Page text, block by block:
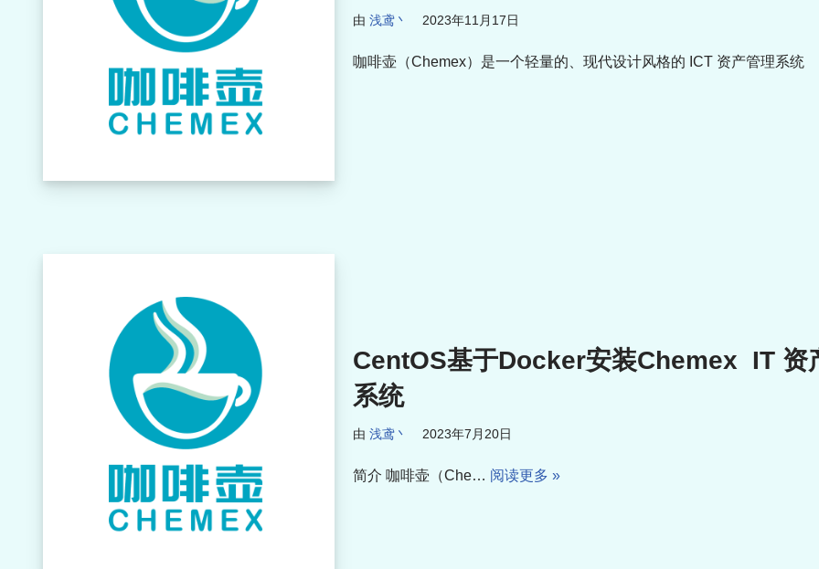
由 浅鸢丶 2023年11月17日
咖啡壶（Chemex）是一个轻量的、现代设计风格的 ICT 资产管理系统
CentOS基于Docker安装Chemex IT 资
系统
由 浅鸢丶 2023年7月20日
简介 咖啡壶（Che… 阅读更多 »